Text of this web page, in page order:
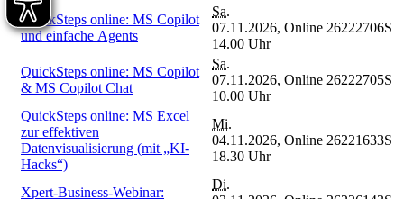
QuickSteps online: MS Copilot
und einfache Agents
Sa.
07.11.2026,
14.00 Uhr
Online 26222706S
QuickSteps online: MS Copilot
& MS Copilot Chat
Sa.
07.11.2026,
10.00 Uhr
Online 26222705S
QuickSteps online: MS Excel
zur effektiven
Datenvisualisierung (mit „KI-
Hacks“)
Mi.
04.11.2026,
18.30 Uhr
Online 26221633S
Xpert-Business-Webinar:
Di.